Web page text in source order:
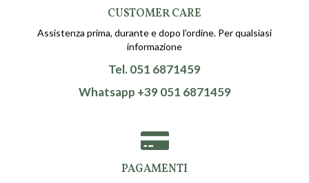
CUSTOMER CARE
Assistenza prima, durante e dopo l'ordine. Per qualsiasi
informazione
Tel. 051 6871459
Whatsapp +39 051 6871459
PAGAMENTI